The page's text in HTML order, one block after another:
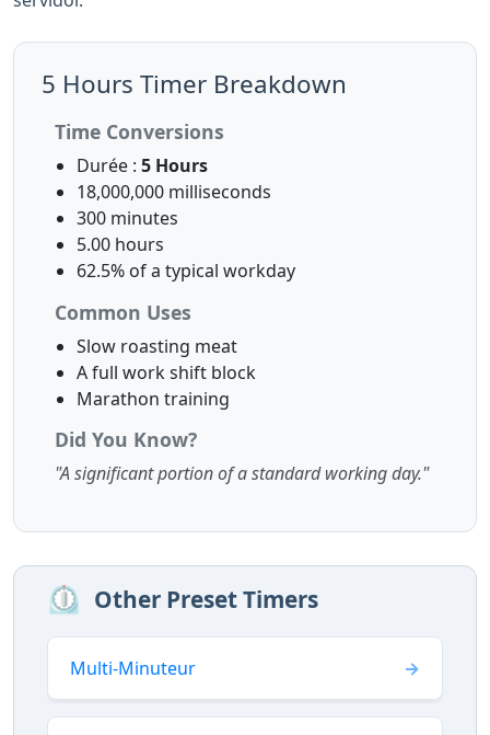
5 Hours Timer Breakdown
Time Conversions
Durée : 5 Hours
18,000,000 milliseconds
300 minutes
5.00 hours
62.5% of a typical workday
Common Uses
Slow roasting meat
A full work shift block
Marathon training
Did You Know?
"A significant portion of a standard working day."
⏲️ Other Preset Timers
Multi-Minuteur